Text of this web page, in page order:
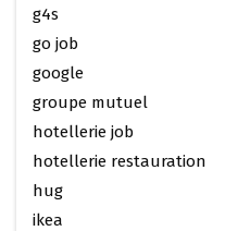
g4s
go job
google
groupe mutuel
hotellerie job
hotellerie restauration
hug
ikea